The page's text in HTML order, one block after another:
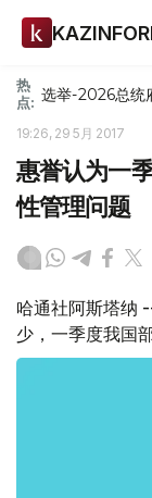
热
点: 选举-2026总统
19:26, 29 5月 2017
惠誉认为一
性管理问题
哈通社阿斯塔纳
少，一季度我国